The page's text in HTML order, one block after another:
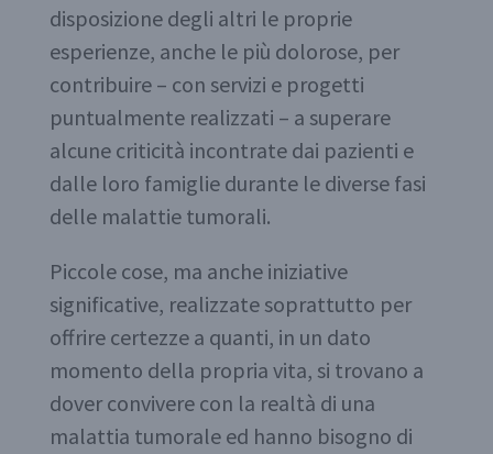
disposizione degli altri le proprie
esperienze, anche le più dolorose, per
contribuire – con servizi e progetti
puntualmente realizzati – a superare
alcune criticità incontrate dai pazienti e
dalle loro famiglie durante le diverse fasi
delle malattie tumorali.
Piccole cose, ma anche iniziative
significative, realizzate soprattutto per
offrire certezze a quanti, in un dato
momento della propria vita, si trovano a
dover convivere con la realtà di una
malattia tumorale ed hanno bisogno di